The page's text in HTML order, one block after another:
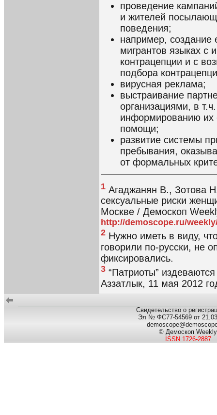
проведение
и жителей
поведения;
например, создание
мигрантов языках с
контрацепции и с
подбора
вирусная реклама;
выстраивание
организациями, в
информированию их
помощи;
развитие системы
пребывания,
от формальных
1 Агаджанян В., Зотова
сексуальные риски
Москве / Демоскоп
http://demoscope.ru/
2 Нужно иметь в виду,
говорили по-русски, не
фиксировались.
3 “Патриоты”
Аззатлык, 11 мая 2012
Свидетельство о
Эл № ФС77-54569 от
© Демоскоп Weekly
ISSN 1726-2887